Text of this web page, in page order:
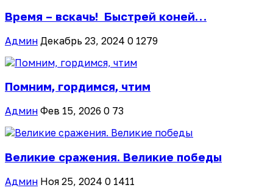
Время – вскачь! Быстрей коней…
Админ Декабрь 23, 2024 0 1279
Помним, гордимся, чтим
Админ Фев 15, 2026 0 73
Великие сражения. Великие победы
Админ Ноя 25, 2024 0 1411